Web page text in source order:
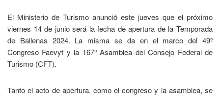
El Ministerio de Turismo anunció este jueves que el próximo
viernes 14 de junio será la fecha de apertura de la Temporada
de Ballenas 2024. La misma se da en el marco del 49º
Congreso Faevyt y la 167º Asamblea del Consejo Federal de
Turismo (CFT).
Tanto el acto de apertura, como el congreso y la asamblea, se